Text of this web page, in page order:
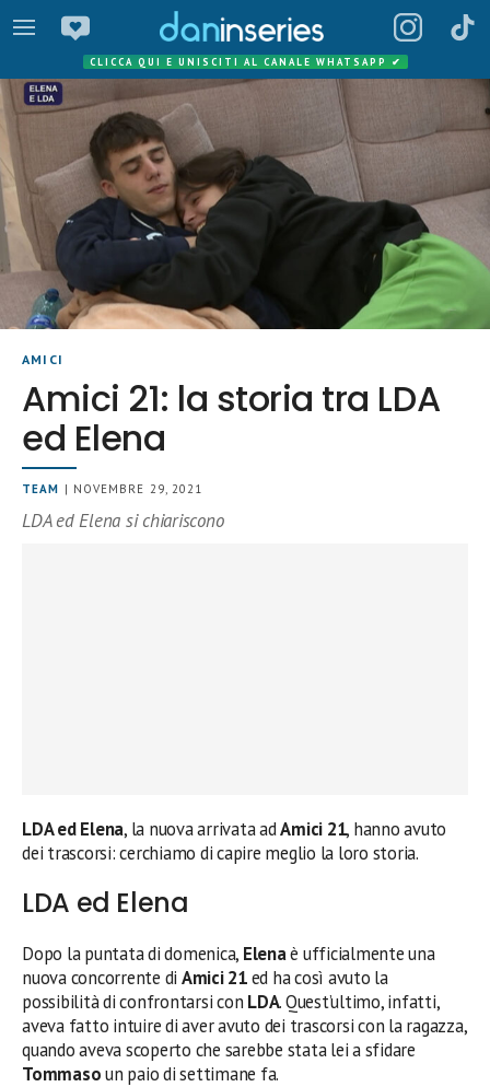
CLICCA QUI E UNISCITI AL CANALE WHATSAPP ✔
AMICI
Amici 21: la storia tra LDA
ed Elena
TEAM | NOVEMBRE 29, 2021
LDA ed Elena si chiariscono
LDA ed Elena, la nuova arrivata adAmici 21, hanno avuto
dei trascorsi: cerchiamo di capire meglio la loro storia.
LDA ed Elena
Dopo la puntata di domenica, Elenaè ufficialmente una
nuova concorrente di Amici 21ed ha così avuto la
possibilità di confrontarsi con LDA. Quest’ultimo, infatti,
aveva fatto intuire di aver avuto dei trascorsi con la ragazza,
quando aveva scoperto che sarebbe stata lei a sfidare
Tommasoun paio di settimane fa.